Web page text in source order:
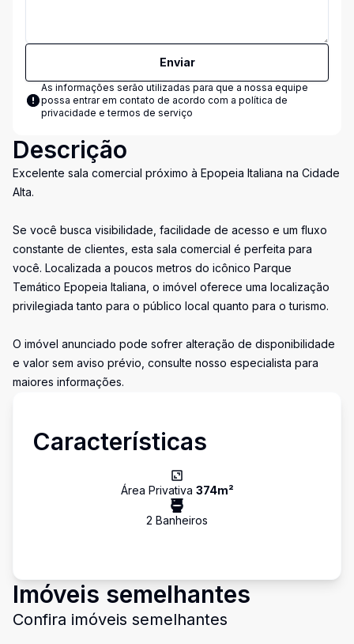
Enviar
As informações serão utilizadas para que a nossa equipe
possa entrar em contato de acordo com a política de
privacidade e termos de serviço
Descrição
Excelente sala comercial próximo à Epopeia Italiana na Cidade
Alta.
Se você busca visibilidade, facilidade de acesso e um fluxo
constante de clientes, esta sala comercial é perfeita para
você. Localizada a poucos metros do icônico Parque
Temático Epopeia Italiana, o imóvel oferece uma localização
privilegiada tanto para o público local quanto para o turismo.
O imóvel anunciado pode sofrer alteração de disponibilidade
e valor sem aviso prévio, consulte nosso especialista para
maiores informações.
Características
Área Privativa 374m²
2 Banheiros
Imóveis semelhantes
Confira imóveis semelhantes